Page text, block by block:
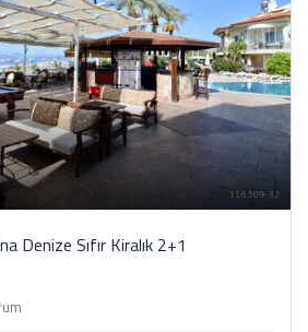
Denize Sıfır Kiralık 2+1